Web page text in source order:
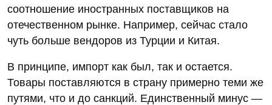
соотношение иностранных поставщиков на
отечественном рынке. Например, сейчас стало
чуть больше вендоров из Турции и Китая.
В принципе, импорт как был, так и остается.
Товары поставляются в страну примерно теми же
путями, что и до санкций. Единственный минус —